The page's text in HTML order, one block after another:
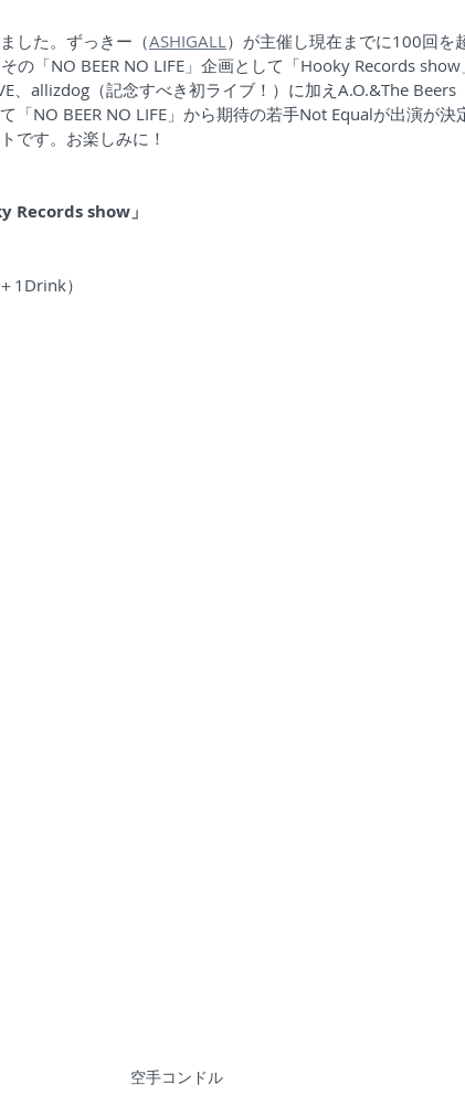
した。ずっきー（ASHIGALL ）が主催し現在までに100回を
その「NO BEER NO LIFE」企画として「Hooky Records
、allizdog（記念すべき初ライブ！）に加えA.O.&The Beers
「NO BEER NO LIFE」から期待の若手Not Equalが出演が決
です。お楽しみに！
Records show」
1Drink）
空手コンドル